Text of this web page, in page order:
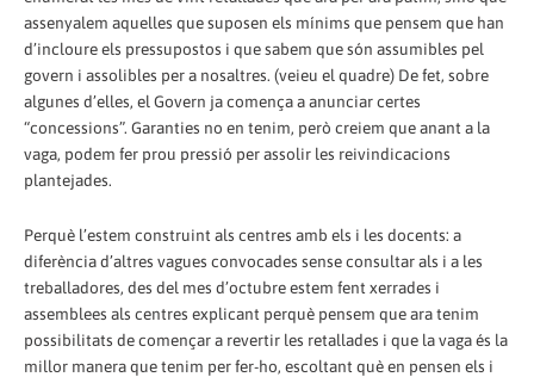
assenyalem aquelles que suposen els mínims que pensem que han
d’incloure els pressupostos i que sabem que són assumibles pel
govern i assolibles per a nosaltres. (veieu el quadre) De fet, sobre
algunes d’elles, el Govern ja comença a anunciar certes
“concessions”. Garanties no en tenim, però creiem que anant a la
vaga, podem fer prou pressió per assolir les reivindicacions
plantejades.
Perquè l’estem construint als centres amb els i les docents: a
diferència d’altres vagues convocades sense consultar als i a les
treballadores, des del mes d’octubre estem fent xerrades i
assemblees als centres explicant perquè pensem que ara tenim
possibilitats de començar a revertir les retallades i que la vaga és la
millor manera que tenim per fer-ho, escoltant què en pensen els i